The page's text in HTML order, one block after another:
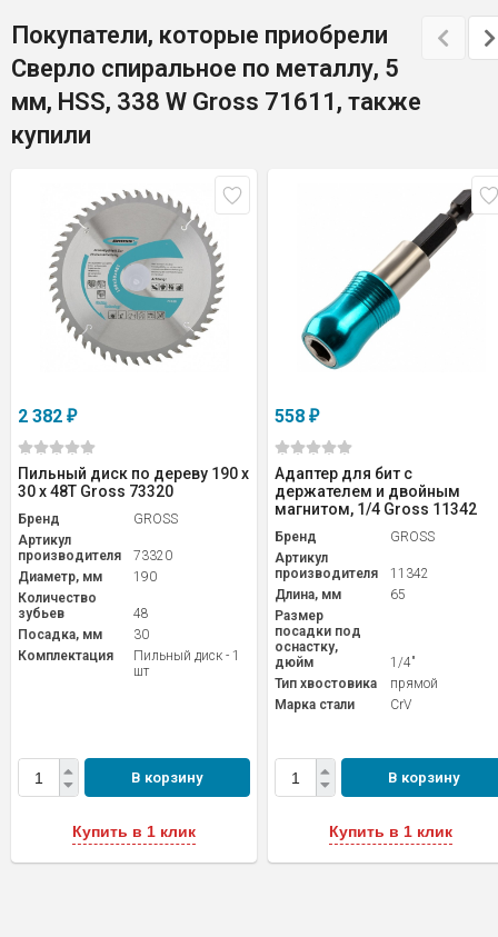
Покупатели, которые приобрели
Сверло спиральное по металлу, 5
мм, HSS, 338 W Gross 71611, также
купили
2 382 ₽
Пильный диск по дереву 190 x
30 x 48Т Gross 73320
Бренд
GROSS
Артикул
производителя
73320
Диаметр, мм
190
Количество
зубьев
48
Посадка, мм
30
Комплектация
Пильный диск - 1
шт
В корзину
Купить в 1 клик
558 ₽
Адаптер для бит с
держателем и двойным
магнитом, 1/4 Gross 11342
Бренд
GROSS
Артикул
производителя
11342
Длина, мм
65
Размер
посадки под
оснастку,
дюйм
1/4"
Тип хвостовика
прямой
Марка стали
CrV
В корзину
Купить в 1 клик